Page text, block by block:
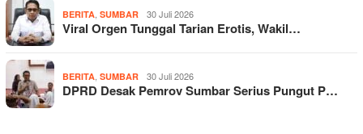
BERITA SUMBAR 30 Juli 2026
Viral Orgen Tunggal Tarian Erotis, Wakil…
BERITA SUMBAR 30 Juli 2026
DPRD Desak Pemrov Sumbar Serius Pungut P…